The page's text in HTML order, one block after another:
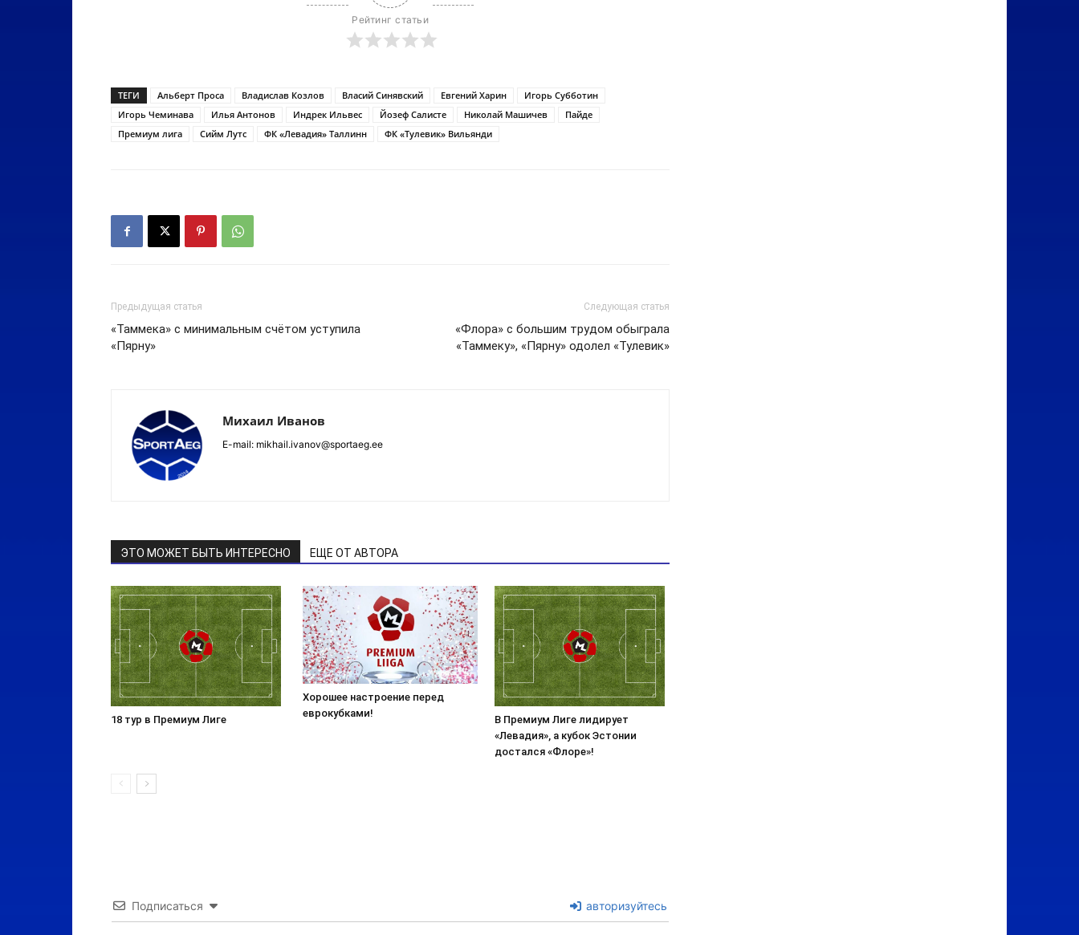
Рейтинг статьи
ТЕГИ Альберт Проса Владислав Козлов Власий Синявский Евгений Харин
Игорь Субботин
Игорь Чеминава
Илья Антонов Индрек Ильвес Йозеф Салисте Николай Машичев
Пайде
Премиум лига
Сийм Лутс ФК «Левадия» Таллинн ФК «Тулевик» Вильянди
Предыдущая статья
«Таммека» с минимальным счётом уступила
«Пярну»
Следующая статья
«Флора» с большим трудом обыграла
«Таммеку», «Пярну» одолел «Тулевик»
Михаил Иванов
E-mail: mikhail.ivanov@sportaeg.ee
ЭТО МОЖЕТ БЫТЬ ИНТЕРЕСНО ЕЩЕ ОТ АВТОРА
18 тур в Премиум Лиге
Хорошее настроение перед
еврокубками!
В Премиум Лиге лидирует
«Левадия», а кубок Эстонии
достался «Флоре»!
Подписаться авторизуйтесь